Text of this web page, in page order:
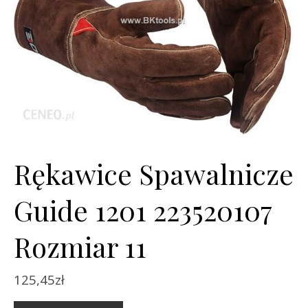
Rękawice Spawalnicze
Guide 1201 223520107
Rozmiar 11
125,45zł